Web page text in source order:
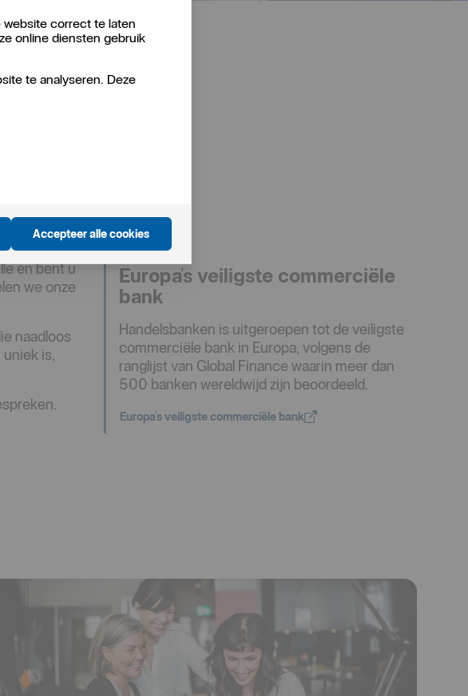
website correct te laten
online diensten gebruik
te analyseren. Deze
Accepteer alle cookies
en bent u
we onze
naadloos
is,
Europa's veiligste commerciële
bank
Handelsbanken is uitgeroepen tot de veiligste
commerciële bank in Europa, volgens de
ranglijst van Global Finance waarin meer dan
500 banken wereldwijd zijn beoordeeld.
Europa's veiligste commerciële bank